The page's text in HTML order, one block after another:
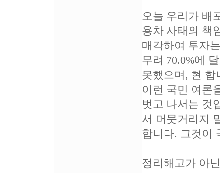
오늘 우리가 배
용차 사태의 책
매각하여 투자
무려 70.0%에
못했으며, 현 합
이런 국민 여론
벗고 나서는 것
서 머뭇거리지
합니다. 그것이
정리해고가 아